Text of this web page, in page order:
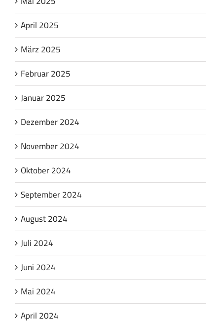
April 2025
März 2025
Februar 2025
Januar 2025
Dezember 2024
November 2024
Oktober 2024
September 2024
August 2024
Juli 2024
Juni 2024
Mai 2024
April 2024